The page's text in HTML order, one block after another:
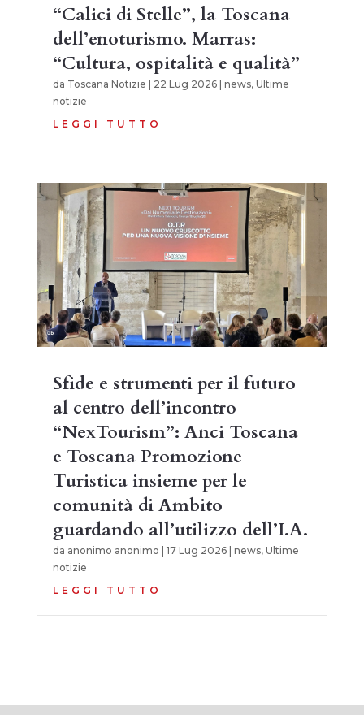
“Calici di Stelle”, la Toscana
dell’enoturismo. Marras:
“Cultura, ospitalità e qualità”
da Toscana Notizie 22 Lug 2026| news, Ultime
notizie
LEGGI TUTTO
Sfide e strumenti per il futuro
al centro dell’incontro
“NexTourism”: Anci Toscana
e Toscana Promozione
Turistica insieme per le
comunità di Ambito
guardando all’utilizzo dell’I.A.
da anonimo anonimo 17 Lug 2026| news, Ultime
notizie
LEGGI TUTTO